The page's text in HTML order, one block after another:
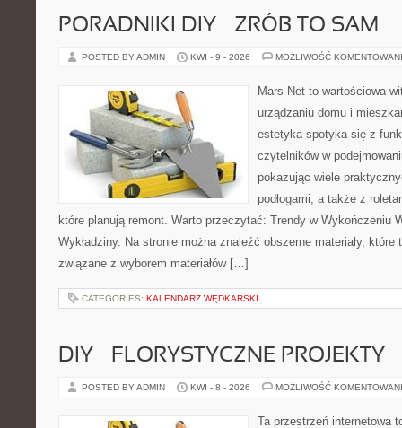
PORADNIKI DIY – ZRÓB TO SAM
POSTED BY ADMIN KWI - 9 - 2026 MOŻLIWOŚĆ
Mars-Net to wartościowa
urządzaniu domu i
estetyka spotyka się z
czytelników w
pokazując wiele
podłogami, a także z
które planują remont. Warto przeczytać: Trendy w Wykończeniu
Wykładziny. Na stronie można znaleźć obszerne materiały, które
związane z wyborem materiałów […]
CATEGORIES: KALENDARZ WĘDKARSKI
DIY – FLORYSTYCZNE PROJEKTY
POSTED BY ADMIN KWI - 8 - 2026 MOŻLIWOŚĆ
Ta przestrzeń internetowa